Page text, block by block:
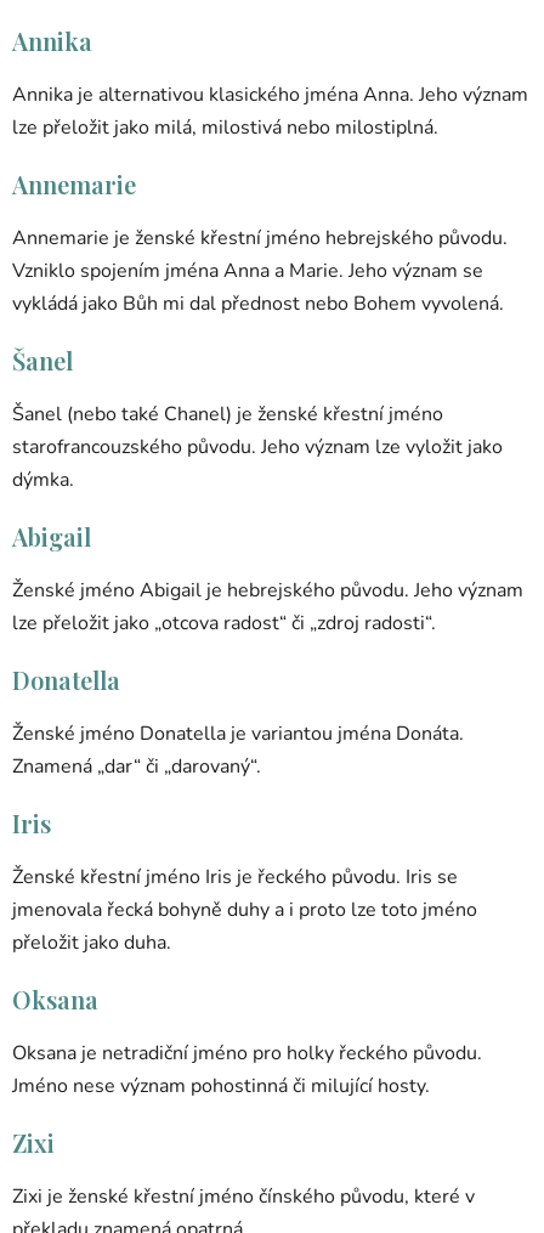
Annika
Annika je alternativou klasického jména Anna. Jeho význam
lze přeložit jako milá, milostivá nebo milostiplná.
Annemarie
Annemarie je ženské křestní jméno hebrejského původu.
Vzniklo spojením jména Anna a Marie. Jeho význam se
vykládá jako Bůh mi dal přednost nebo Bohem vyvolená.
Šanel
Šanel (nebo také Chanel) je ženské křestní jméno
starofrancouzského původu. Jeho význam lze vyložit jako
dýmka.
Abigail
Ženské jméno Abigail je hebrejského původu. Jeho význam
lze přeložit jako „otcova radost“ či „zdroj radosti“.
Donatella
Ženské jméno Donatella je variantou jména Donáta.
Znamená „dar“ či „darovaný“.
Iris
Ženské křestní jméno Iris je řeckého původu. Iris se
jmenovala řecká bohyně duhy a i proto lze toto jméno
přeložit jako duha.
Oksana
Oksana je netradiční jméno pro holky řeckého původu.
Jméno nese význam pohostinná či milující hosty.
Zixi
Zixi je ženské křestní jméno čínského původu, které v